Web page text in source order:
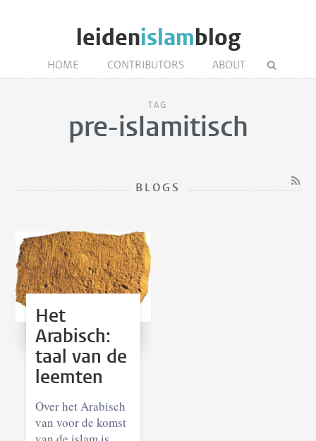
leidenislamblog
HOME CONTRIBUTORS ABOUT
TAG
pre-islamitisch
BLOGS
Het
Arabisch:
taal van de
leemten
Over het Arabisch
van voor de komst